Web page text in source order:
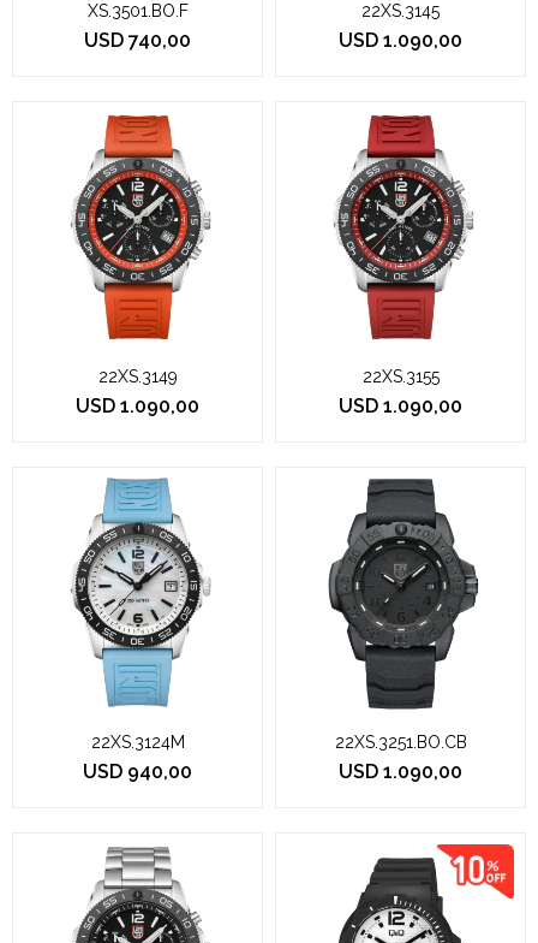
XS.3501.BO.F
USD 740,00
22XS.3145
USD 1.090,00
22XS.3149
USD 1.090,00
22XS.3155
USD 1.090,00
22XS.3124M
USD 940,00
22XS.3251.BO.CB
USD 1.090,00